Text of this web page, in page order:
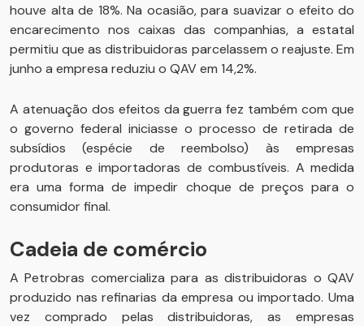
houve alta de 18%. Na ocasião, para suavizar o efeito do
encarecimento nos caixas das companhias, a estatal
permitiu que as distribuidoras parcelassem o reajuste. Em
junho a empresa reduziu o QAV em 14,2%.
A atenuação dos efeitos da guerra fez também com que
o governo federal iniciasse o processo de retirada de
subsídios (espécie de reembolso) às empresas
produtoras e importadoras de combustíveis. A medida
era uma forma de impedir choque de preços para o
consumidor final.
Cadeia de comércio
A Petrobras comercializa para as distribuidoras o QAV
produzido nas refinarias da empresa ou importado. Uma
vez comprado pelas distribuidoras, as empresas